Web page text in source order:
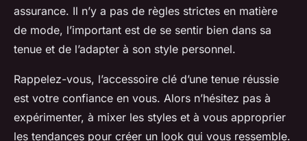
assurance. Il n’y a pas de règles strictes en matière
de mode, l’important est de se sentir bien dans sa
tenue et de l’adapter à son style personnel.
Rappelez-vous, l’accessoire clé d’une tenue réussie
est votre confiance en vous. Alors n’hésitez pas à
expérimenter, à mixer les styles et à vous approprier
les tendances pour créer un look qui vous ressemble.